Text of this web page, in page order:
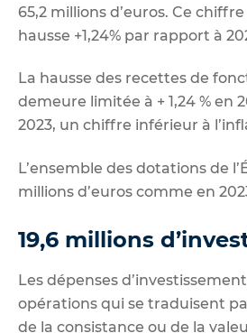
65,2 millions d’euros. Ce
hausse +1,24% par rapport à
La hausse des recettes de
demeure limitée à + 1,24 % en
2023, un chiffre inférieur à
L’ensemble des dotations de
millions d’euros comme en
19,6 millions
Les dépenses
opérations qui se traduisent
de la consistance ou de la